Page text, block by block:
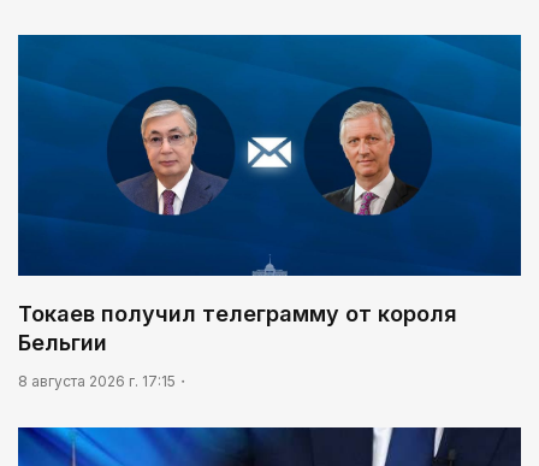
Токаев получил телеграмму от короля
Бельгии
8 августа 2026 г. 17:15